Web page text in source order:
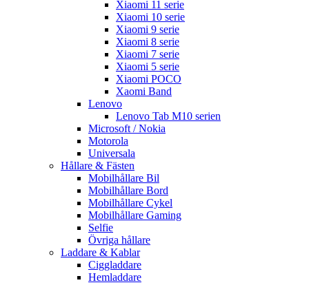
Xiaomi 11 serie
Xiaomi 10 serie
Xiaomi 9 serie
Xiaomi 8 serie
Xiaomi 7 serie
Xiaomi 5 serie
Xiaomi POCO
Xaomi Band
Lenovo
Lenovo Tab M10 serien
Microsoft / Nokia
Motorola
Universala
Hållare & Fästen
Mobilhållare Bil
Mobilhållare Bord
Mobilhållare Cykel
Mobilhållare Gaming
Selfie
Övriga hållare
Laddare & Kablar
Ciggladdare
Hemladdare